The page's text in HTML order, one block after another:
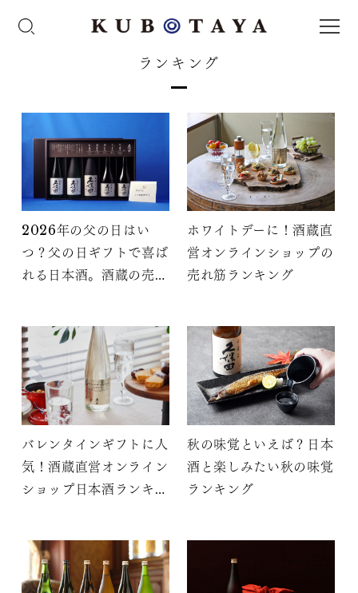
ランキング
2026年の父の日はい
つ？父の日ギフトで喜ば
れる日本酒。酒蔵の売れ
ホワイトデーに！酒蔵直
営オンラインショップの
売れ筋ランキング
バレンタインギフトに人
気！酒蔵直営オンライン
ショップ日本酒ランキン
秋の味覚といえば？日本
酒と楽しみたい秋の味覚
ランキング